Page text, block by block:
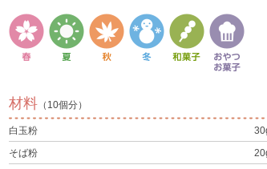
材料 （10個分）
白玉粉
そば粉